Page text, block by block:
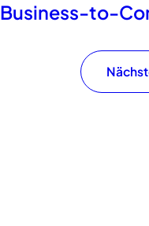
Business-to-